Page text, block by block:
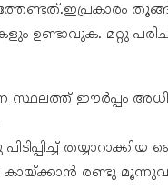
ഉണ്ടാവുക. മറ്റു
സ്ഥലത്ത് ഈർപ്പം
രണ്ടു